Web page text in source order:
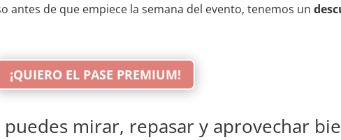
antes de que empiece la semana del evento, tenemos un
¡QUIERO EL PASE PREMIUM!
puedes mirar, repasar y aprovechar